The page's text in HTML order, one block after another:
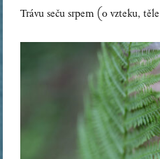
Trávu seču srpem (o vzteku,